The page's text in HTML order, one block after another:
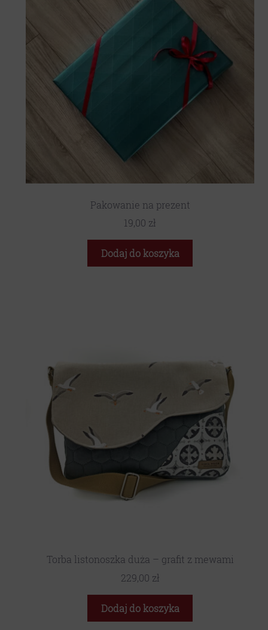
Pakowanie na prezent
19,00 zł
Dodaj do koszyka
Torba listonoszka duża – grafit z mewami
229,00 zł
Dodaj do koszyka